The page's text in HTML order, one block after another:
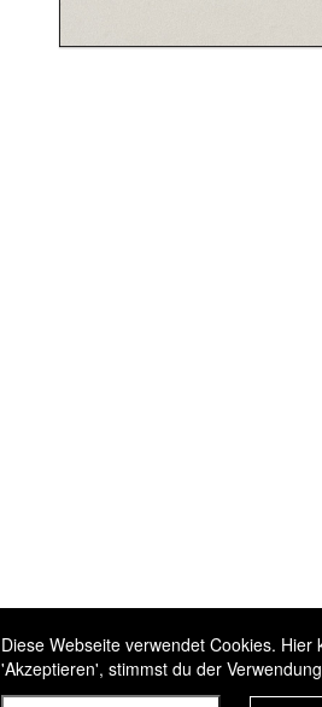
Diese Webseite verwendet Cookies.
'Akzeptieren', stimmst du der